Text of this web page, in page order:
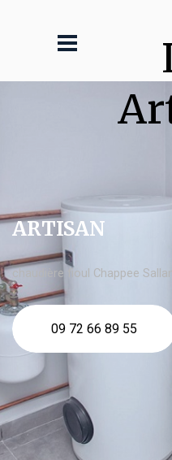
ARTISAN
chaudière fioul Chappee
09 72 66 89 55